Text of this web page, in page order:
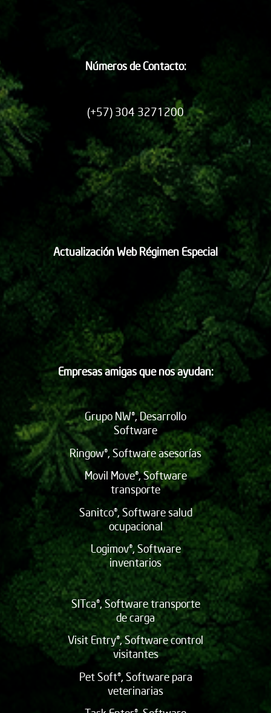
Números de Contacto:
(+57) 304 3271200
Actualización Web Régimen Especial
Empresas amigas que nos ayudan:
Grupo NW®, Desarrollo
Software
Ringow®, Software asesorías
Movil Move®, Software
transporte
Sanitco®, Software salud
ocupacional
Logimov®, Software
inventarios
SITca®, Software transporte
de carga
Visit Entry®, Software control
visitantes
Pet Soft®, Software para
veterinarias